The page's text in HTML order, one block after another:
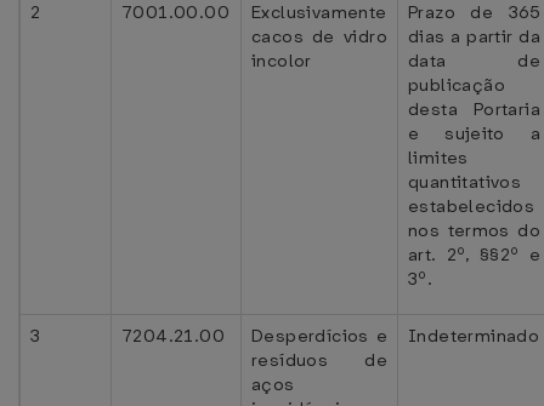
2 7001.00.00
Exclusivamente
cacos de vidro
incolor
Prazo de 365
dias a partir da
data de
publicação
desta Portaria
e sujeito a
limites
quantitativos
estabelecidos
nos termos do
art. 2º, §§2º e
3º.
3 7204.21.00
Desperdícios e
resíduos de
aços
Indeterminado